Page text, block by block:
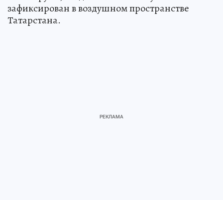
зафиксирован в воздушном пространстве
Татарстана.